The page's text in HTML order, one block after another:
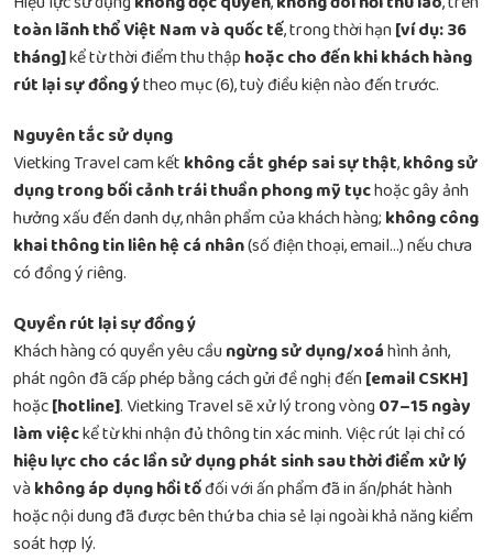
toàn lãnh thổ Việt Nam và quốc tế, trong thời hạn[ví dụ: 36
tháng]kể từ thời điểm thu thập hoặc cho đến khi khách hàng
rút lại sự đồng ýtheo mục (6), tuỳ điều kiện nào đến trước.
Nguyên tắc sử dụng
Vietking Travel cam kết không cắt ghép sai sự thật,không sử
dụng trong bối cảnh trái thuần phong mỹ tụchoặc gây ảnh
hưởng xấu đến danh dự, nhân phẩm của khách hàng; không công
khai thông tin liên hệ cá nhân(số điện thoại, email…) nếu chưa
có đồng ý riêng.
Quyền rút lại sự đồng ý
Khách hàng có quyền yêu cầungừng sử dụng/xoáhình ảnh,
phát ngôn đã cấp phép bằng cách gửi đề nghị đến[email CSKH]
hoặc[hotline]. Vietking Travel sẽ xử lý trong vòng07–15 ngày
làm việckể từ khi nhận đủ thông tin xác minh. Việc rút lại chỉ có
hiệu lực cho các lần sử dụng phát sinh sau thời điểm xử lý
và không áp dụng hồi tốđối với ấn phẩm đã in ấn/phát hành
hoặc nội dung đã được bên thứ ba chia sẻ lại ngoài khả năng kiểm
soát hợp lý.